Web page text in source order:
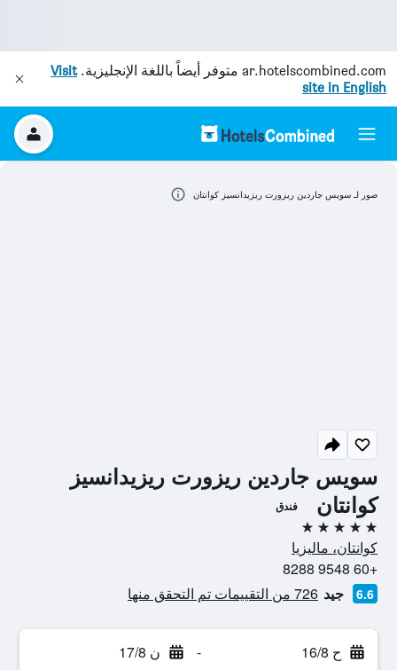
ar.hotelscombined.com متوفر أيضاً باللغة الإنجليزية.Visit
site in English
سويس جاردين ريزورت ريزيدانسيز
كوانتان
فندق
5 نجوم
كوانتان، ماليزيا
+60 9548 8288
6.6 جيد 726 من التقييمات تم التحقق منها
ح 16/8 - ن 17/8
صور لـ سويس جاردين ريزورت ريزيدانسيز كوانتان